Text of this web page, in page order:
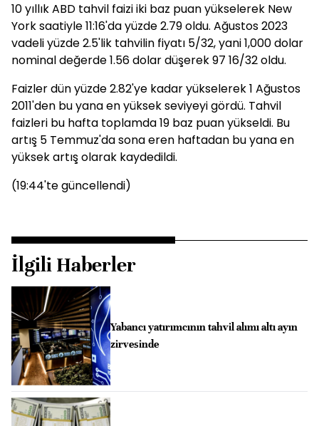
10 yıllık ABD tahvil faizi iki baz puan yükselerek New
York saatiyle 11:16'da yüzde 2.79 oldu. Ağustos 2023
vadeli yüzde 2.5'lik tahvilin fiyatı 5/32, yani 1,000 dolar
nominal değerde 1.56 dolar düşerek 97 16/32 oldu.
Faizler dün yüzde 2.82'ye kadar yükselerek 1 Ağustos
2011'den bu yana en yüksek seviyeyi gördü. Tahvil
faizleri bu hafta toplamda 19 baz puan yükseldi. Bu
artış 5 Temmuz'da sona eren haftadan bu yana en
yüksek artış olarak kaydedildi.
(19:44'te güncellendi)
İlgili Haberler
Yabancı yatırımcının tahvil alımı altı ayın
zirvesinde